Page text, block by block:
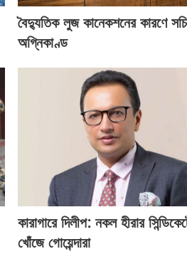
বৈদ্যুতিক লুজ কানেকশনের কারণে
অগ্নিকাণ্ড
কারাগারে দিলীপ: নকল হীরার
খোঁজে গোয়েন্দারা